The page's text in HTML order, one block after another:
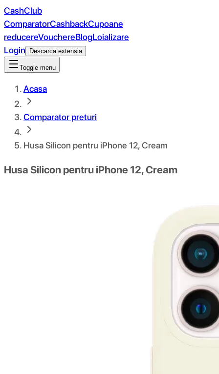
CashClub
ComparatorCashbackCupoane
reducereVouchereBlogLoializare
Login
Descarca extensia
Toggle menu
Acasa
Comparator preturi
Husa Silicon pentru iPhone 12, Cream
Husa Silicon pentru iPhone 12, Cream